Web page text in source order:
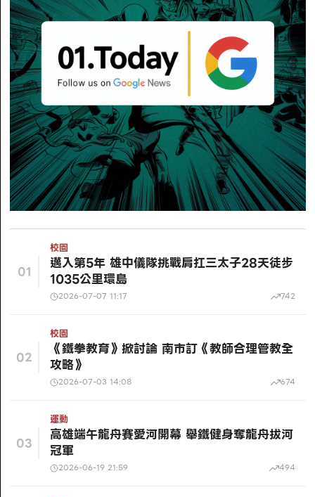
01
校園
邁入第5年 雄中儀隊挑戰肩扛三太子28天徒步
1035公里環島
2026-07-07 11:17 742
02
校園
《鐵拳教育》掀討論 南市訂《教師合理管教全
攻略》
2026-07-03 14:08 674
03
運動
高雄端午龍舟賽愛河開幕 舉鐵健身奪龍舟拔河
冠軍
2026-06-19 21:59 494